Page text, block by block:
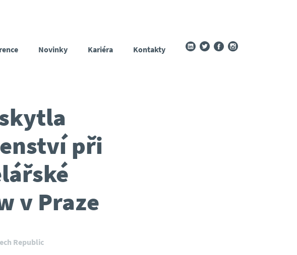
Novinky Kariéra Kontakty
při
v Praze
Republic